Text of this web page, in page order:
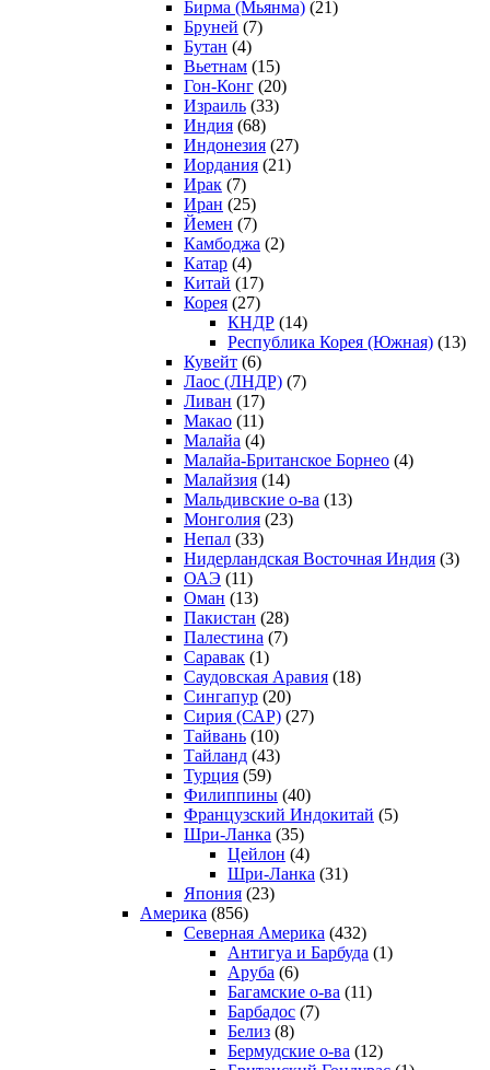
Бирма (Мьянма) (21)
Бруней (7)
Бутан (4)
Вьетнам (15)
Гон-Конг (20)
Израиль (33)
Индия (68)
Индонезия (27)
Иордания (21)
Ирак (7)
Иран (25)
Йемен (7)
Камбоджа (2)
Катар (4)
Китай (17)
Корея (27)
КНДР (14)
Республика Корея (Южная) (13)
Кувейт (6)
Лаос (ЛНДР) (7)
Ливан (17)
Макао (11)
Малайа (4)
Малайа-Британское Борнео (4)
Малайзия (14)
Мальдивские о-ва (13)
Монголия (23)
Непал (33)
Нидерландская Восточная Индия (3)
ОАЭ (11)
Оман (13)
Пакистан (28)
Палестина (7)
Саравак (1)
Саудовская Аравия (18)
Сингапур (20)
Сирия (САР) (27)
Тайвань (10)
Тайланд (43)
Турция (59)
Филиппины (40)
Французский Индокитай (5)
Шри-Ланка (35)
Цейлон (4)
Шри-Ланка (31)
Япония (23)
Америка (856)
Северная Америка (432)
Антигуа и Барбуда (1)
Аруба (6)
Багамские о-ва (11)
Барбадос (7)
Белиз (8)
Бермудские о-ва (12)